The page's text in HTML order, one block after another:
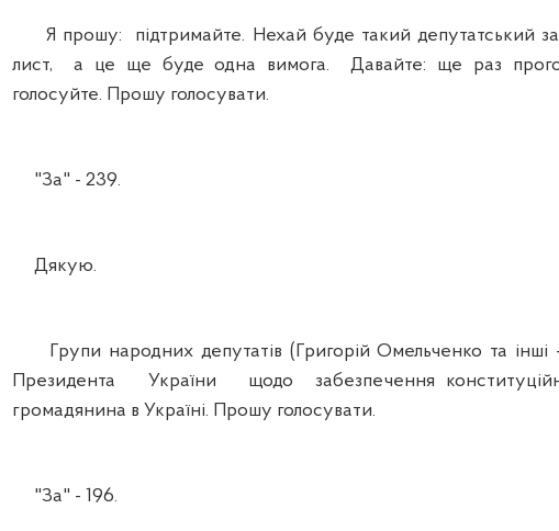
Я прошу: підтримайте. Нехай буде такий депутатський
лист, а це ще буде одна вимога. Давайте: ще раз
голосуйте. Прошу голосувати.
"За" - 239.
Дякую.
Групи народних депутатів (Григорій Омельченко та
Президента України щодо забезпечення
громадянина в Україні. Прошу голосувати.
"За" - 196.